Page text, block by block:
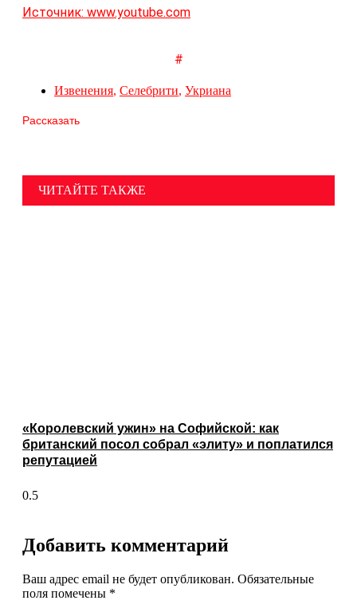
Источник: www.youtube.com
#
Извенения, Селебрити, Укриана
Рассказать
ЧИТАЙТЕ ТАКЖЕ
«Королевский ужин» на Софийской: как
британский посол собрал «элиту» и поплатился
репутацией
Добавить комментарий
Ваш адрес email не будет опубликован. Обязательные
поля помечены *